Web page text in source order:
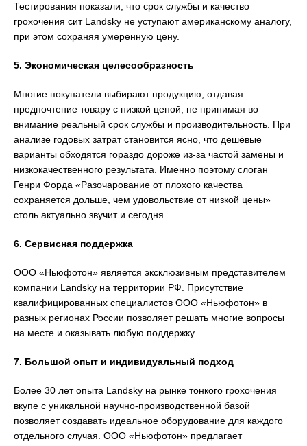
Тестирования показали, что срок службы и качество
грохочения сит Landsky не уступают американскому аналогу,
при этом сохраняя умеренную цену.
5. Экономическая целесообразность
Многие покупатели выбирают продукцию, отдавая
предпочтение товару с низкой ценой, не принимая во
внимание реальный срок службы и производительность. При
анализе годовых затрат становится ясно, что дешёвые
варианты обходятся гораздо дороже из-за частой замены и
низкокачественного результата. Именно поэтому слоган
Генри Форда «Разочарование от плохого качества
сохраняется дольше, чем удовольствие от низкой цены»
столь актуально звучит и сегодня.
6. Сервисная поддержка
ООО «Ньюфотон» является эксклюзивным представителем
компании Landsky на территории РФ. Присутствие
квалифицированных специалистов ООО «Ньюфотон» в
разных регионах России позволяет решать многие вопросы
на месте и оказывать любую поддержку.
7. Большой опыт и индивидуальный подход
Более 30 лет опыта Landsky на рынке тонкого грохочения
вкупе с уникальной научно-производственной базой
позволяет создавать идеальное оборудование для каждого
отдельного случая. ООО «Ньюфотон» предлагает